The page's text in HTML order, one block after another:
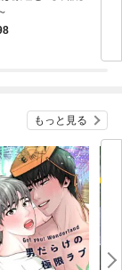
もっと見る